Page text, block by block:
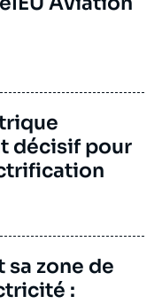
décisif pour
sa zone de
: